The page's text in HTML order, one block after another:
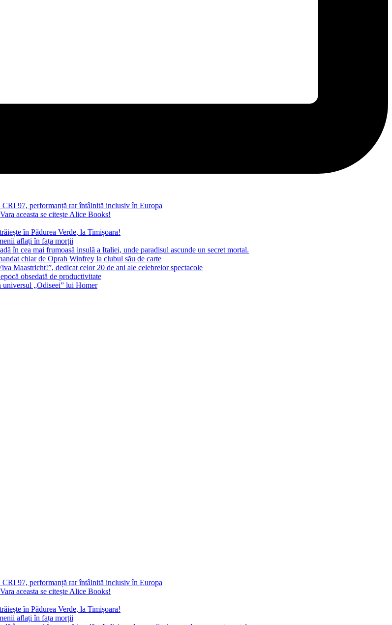
97, performanță rar întâlnită inclusiv în Europa
aceasta se citește Alice Books!
în Pădurea Verde, la Timișoara!
aflați în fața morții
în cea mai frumoasă insulă a Italiei, unde paradisul ascunde un secret mortal.
chiar de Oprah Winfrey la clubul său de carte
Maastricht!”, dedicat celor 20 de ani ale celebrelor spectacole
obsedată de productivitate
„Odiseei” lui Homer
97, performanță rar întâlnită inclusiv în Europa
aceasta se citește Alice Books!
în Pădurea Verde, la Timișoara!
aflați în fața morții